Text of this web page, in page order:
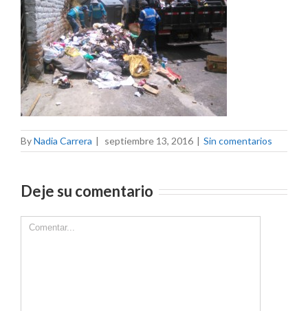
ByNadia Carrera | septiembre 13, 2016 | Sin comentarios
Deje su comentario
Comment